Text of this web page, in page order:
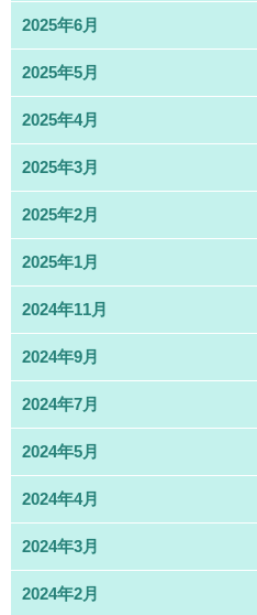
2025年6月
2025年5月
2025年4月
2025年3月
2025年2月
2025年1月
2024年11月
2024年9月
2024年7月
2024年5月
2024年4月
2024年3月
2024年2月